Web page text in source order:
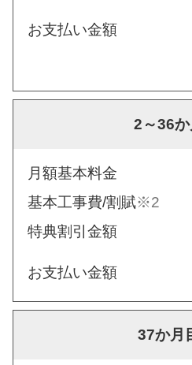
お支払い金額
2～36か
月額基本料金
基本工事費/割賦※2
特典割引金額
お支払い金額
37か月